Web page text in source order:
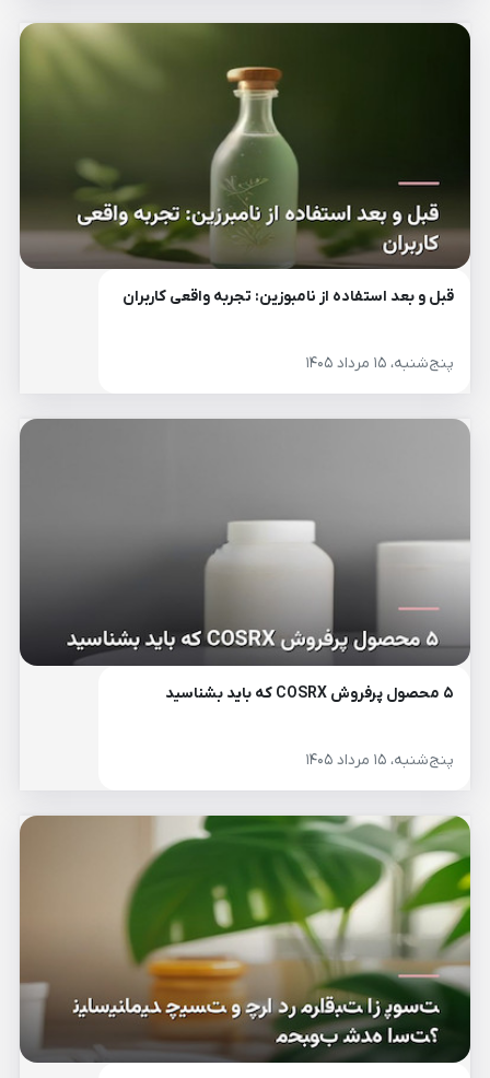
قبل و بعد استفاده از نامبوزین: تجربه واقعی کاربران
پنج‌شنبه، ۱۵ مرداد ۱۴۰۵
۵ محصول پرفروش COSRX که باید بشناسید
پنج‌شنبه، ۱۵ مرداد ۱۴۰۵